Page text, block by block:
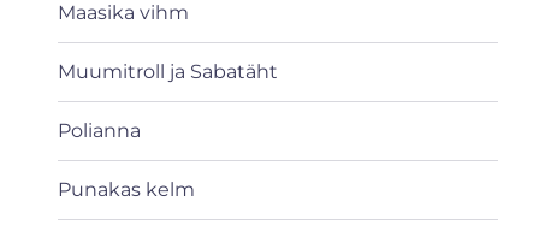
Maasika vihm
Muumitroll ja Sabatäht
Polianna
Punakas kelm